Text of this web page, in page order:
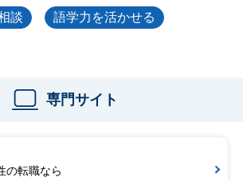
談 語学力を活かせる
専門サイト
の転職なら